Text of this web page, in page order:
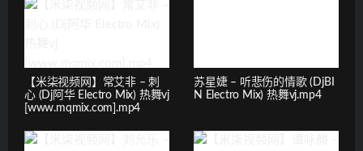
【米柒视频网】常艾非 – 刺
心 (Dj阿华 Electro Mix) 热舞vj
[www.mqmix.com].mp4
苏星婕 – 听悲伤的情歌 (DjBI
N Electro Mix) 热舞vj.mp4